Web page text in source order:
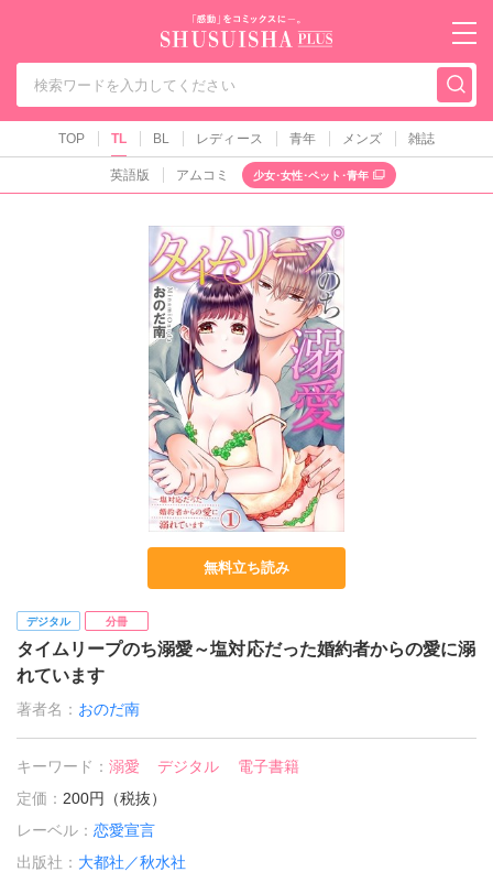
秋水社PLUS（テ
TOP TL BL レディース 青年 メンズ 雑誌
英語版 アムコミ 少女･女性･ペット･青年
無料立ち読み
デジタル 分冊
タイムリープのち溺愛～塩対応だった婚約者からの愛に溺
れています
著者名： おのだ南
キーワード：溺愛 デジタル
電子書籍
定価： 200円（税抜）
レーベル：恋愛宣言
出版社： 大都社／秋水社